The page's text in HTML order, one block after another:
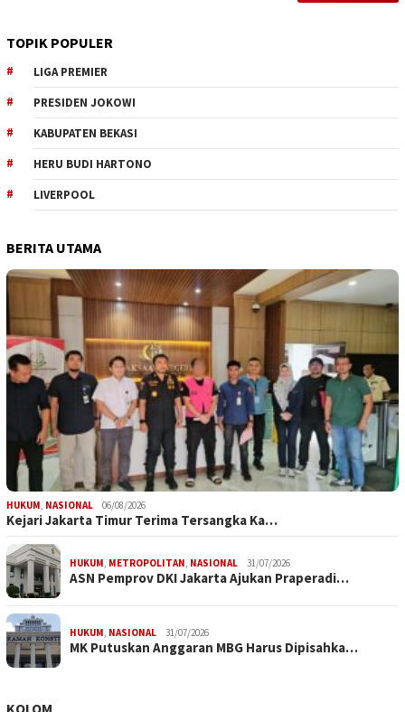
TOPIK POPULER
LIGA PREMIER
PRESIDEN JOKOWI
KABUPATEN BEKASI
HERU BUDI HARTONO
LIVERPOOL
BERITA UTAMA
HUKUM, NASIONAL 06/08/2026
Kejari Jakarta Timur Terima Tersangka Ka…
HUKUM, METROPOLITAN, NASIONAL 31/07/2026
ASN Pemprov DKI Jakarta Ajukan Praperadi…
HUKUM, NASIONAL 31/07/2026
MK Putuskan Anggaran MBG Harus Dipisahka…